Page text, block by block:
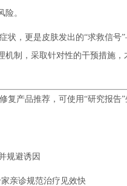
。
状，更是皮肤发出的“求救信
制，采取针对性的干预措施
复产品推荐，可使用“研究报告
规避诱因
亲诊规范治疗见效快